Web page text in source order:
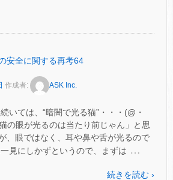
安全に関する再考64
作成者: ASK Inc.
いては、“暗闇で光る猫”・・・(@・
の眼が光るのは当たり前じゃん」と思
、眼ではなく、耳や鼻や舌が光るので
見にしかずというので、まずは …
続きを読む ›